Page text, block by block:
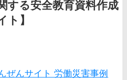
する安全教育資料作成
ト】
ぜんサイト 労働災害事例